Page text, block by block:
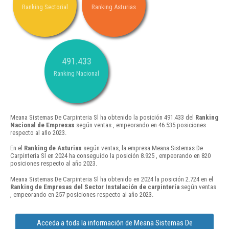
Ranking Sectorial Ranking Asturias
491.433
Ranking Nacional
Meana Sistemas De Carpinteria Sl ha obtenido la posición 491.433 del Ranking
Nacional de Empresas según ventas , empeorando en 46.535 posiciones
respecto al año 2023.
En el Ranking de Asturias según ventas, la empresa Meana Sistemas De
Carpinteria Sl en 2024 ha conseguido la posición 8.925 , empeorando en 820
posiciones respecto al año 2023.
Meana Sistemas De Carpinteria Sl ha obtenido en 2024 la posición 2.724 en el
Ranking de Empresas del Sector Instalación de carpintería según ventas
, empeorando en 257 posiciones respecto al año 2023.
Acceda a toda la información de Meana Sistemas De